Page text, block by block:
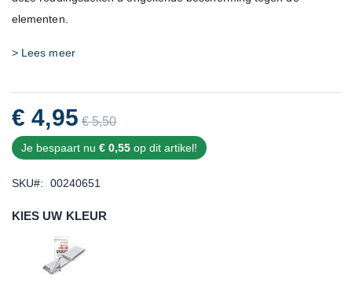
elementen.
> Lees meer
€ 4,95 € 5,50
Je bespaart nu € 0,55 op dit artikel!
SKU 00240651
KIES UW KLEUR